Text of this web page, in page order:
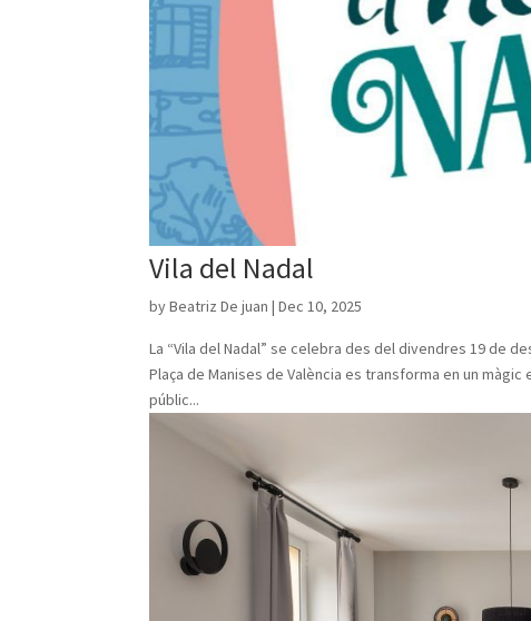
Vila del Nadal
byBeatriz De juan |Dec 10, 2025
La “Vila del Nadal” se celebra des del divendres 19 de
Plaça de Manises de València es transforma en un
públic...